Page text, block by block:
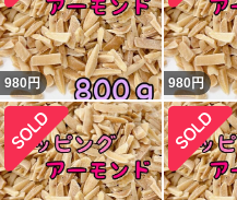
980円 980円